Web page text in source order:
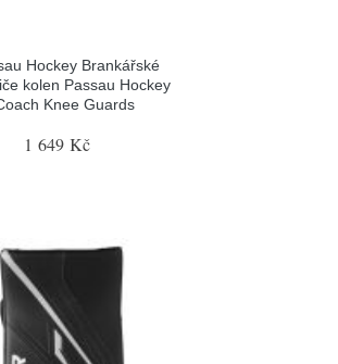
Hockey Brankářské
kolen Passau Hockey
Knee Guards
1 649 Kč